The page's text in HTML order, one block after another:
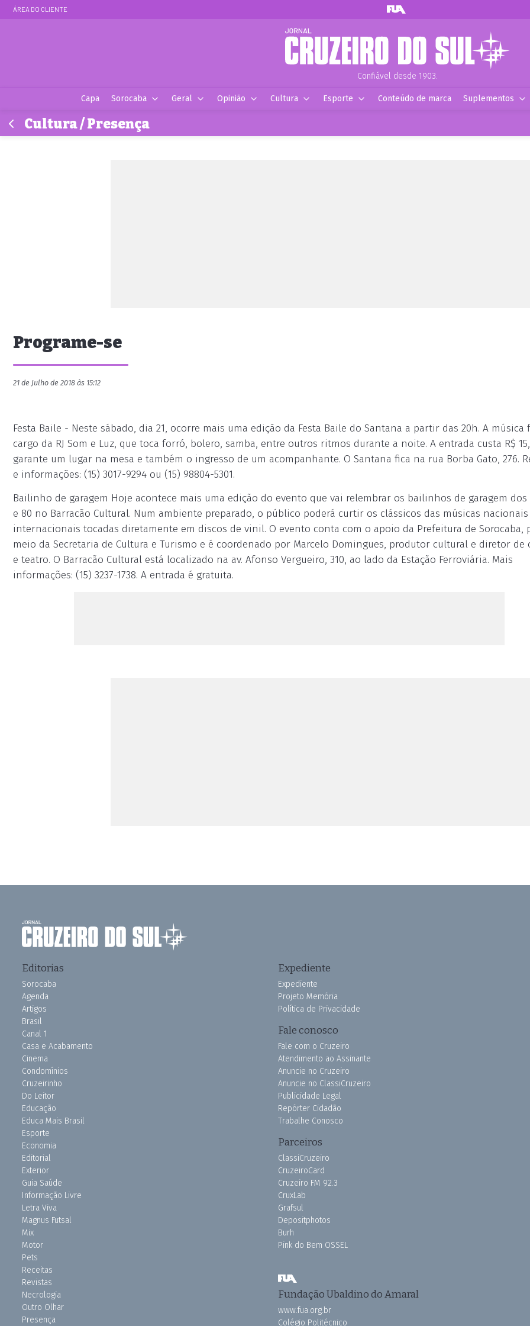
ÁREA DO CLIENTE
Confiável desde 1903.
Capa Sorocaba Geral Opinião Cultura Esporte Conteúdo de marca Suplementos
Cultura / Presença
Programe-se
21 de Julho de 2018 às 15:12
Festa Baile - Neste sábado, dia 21, ocorre mais uma edição da Festa Baile do Santana a partir das 20h. A música
cargo da RJ Som e Luz, que toca forró, bolero, samba, entre outros ritmos durante a noite. A entrada custa R$
garante um lugar na mesa e também o ingresso de um acompanhante. O Santana fica na rua Borba Gato, 276.
e informações: (15) 3017-9294 ou (15) 98804-5301.
Bailinho de garagem Hoje acontece mais uma edição do evento que vai relembrar os bailinhos de garagem dos
e 80 no Barracão Cultural. Num ambiente preparado, o público poderá curtir os clássicos das músicas nacionais
internacionais tocadas diretamente em discos de vinil. O evento conta com o apoio da Prefeitura de Sorocaba,
meio da Secretaria de Cultura e Turismo e é coordenado por Marcelo Domingues, produtor cultural e diretor de
e teatro. O Barracão Cultural está localizado na av. Afonso Vergueiro, 310, ao lado da Estação Ferroviária. Mais
informações: (15) 3237-1738. A entrada é gratuita.
Editorias
Sorocaba
Agenda
Artigos
Brasil
Canal 1
Casa e Acabamento
Cinema
Condomínios
Cruzeirinho
Do Leitor
Educação
Educa Mais Brasil
Esporte
Economia
Editorial
Exterior
Guia Saúde
Informação Livre
Letra Viva
Magnus Futsal
Mix
Motor
Pets
Receitas
Revistas
Necrologia
Outro Olhar
Presença
Expediente
Expediente
Projeto Memória
Política de Privacidade
Fale conosco
Fale com o Cruzeiro
Atendimento ao Assinante
Anuncie no Cruzeiro
Anuncie no ClassiCruzeiro
Publicidade Legal
Repórter Cidadão
Trabalhe Conosco
Parceiros
ClassiCruzeiro
CruzeiroCard
Cruzeiro FM 92.3
CruxLab
Grafsul
Depositphotos
Burh
Pink do Bem OSSEL
Fundação Ubaldino do Amaral
www.fua.org.br
Colégio Politécnico